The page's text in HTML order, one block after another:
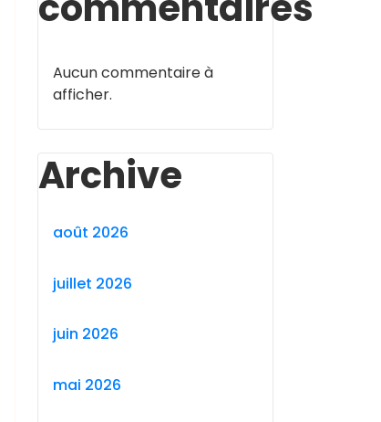
Aucun commentaire à
afficher.
Archive
août 2026
juillet 2026
juin 2026
mai 2026